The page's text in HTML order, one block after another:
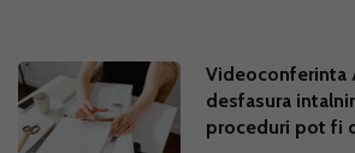
Videoconferinta
desfasura
proceduri pot fi